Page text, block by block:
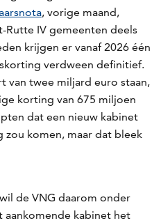
, vorige maand,
Rutte IV gemeenten deels
krijgen er vanaf 2026 één
verdween definitief.
van twee miljard euro staan,
korting van 675 miljoen
dat een nieuw kabinet
komen, maar dat bleek
de VNG daarom onder
kabinet het